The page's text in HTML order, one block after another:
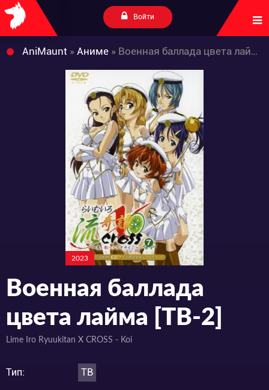
Войти
AniMaunt » Аниме » Военная баллада цвета лайма [ТВ-2]
2023
Военная баллада
цвета лайма [ТВ-2]
Lime Iro Ryuukitan X CROSS - Koi
Тип: ТВ